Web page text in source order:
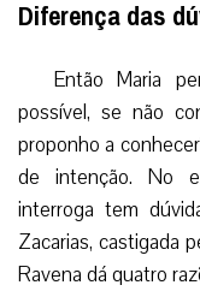
Diferença das
Então Maria
possível, se não
proponho a
de intenção. No
interroga tem
Zacarias, castigada
Ravena dá quatro